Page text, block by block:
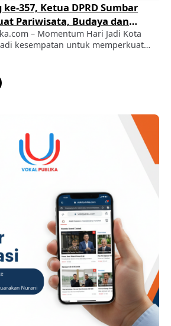
357, Ketua DPRD Sumbar
Pariwisata, Budaya dan
– Momentum Hari Jadi Kota
kesempatan untuk memperkuat
mendorong kemajuan kota,
budaya dan kuliner.
DPRD Provinsi Sumatera Barat, Drs.
ucapan selamat Hari Jadi
momentum untuk menghadirkan